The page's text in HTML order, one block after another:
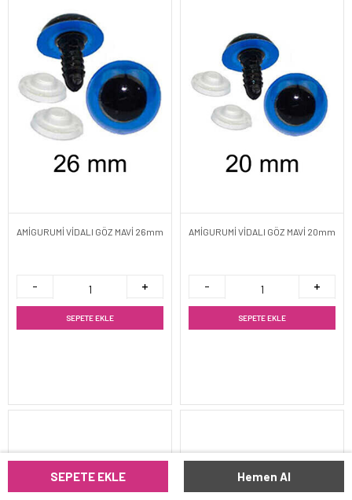
SEPETE EKLE Hemen Al
AMİGURUMİ VİDALI GÖZ MAVİ 26mm
SEPETE EKLE
AMİGURUMİ VİDALI GÖZ MAVİ 20mm
SEPETE EKLE